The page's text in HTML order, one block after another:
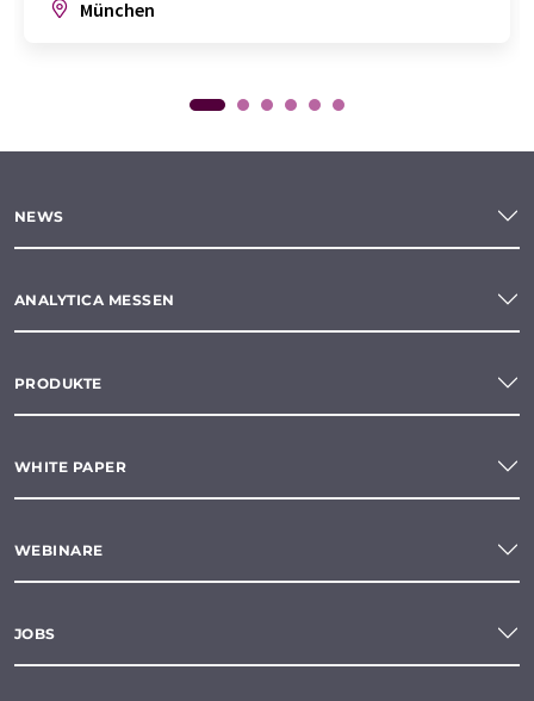
München
NEWS
ANALYTICA MESSEN
PRODUKTE
WHITE PAPER
WEBINARE
JOBS